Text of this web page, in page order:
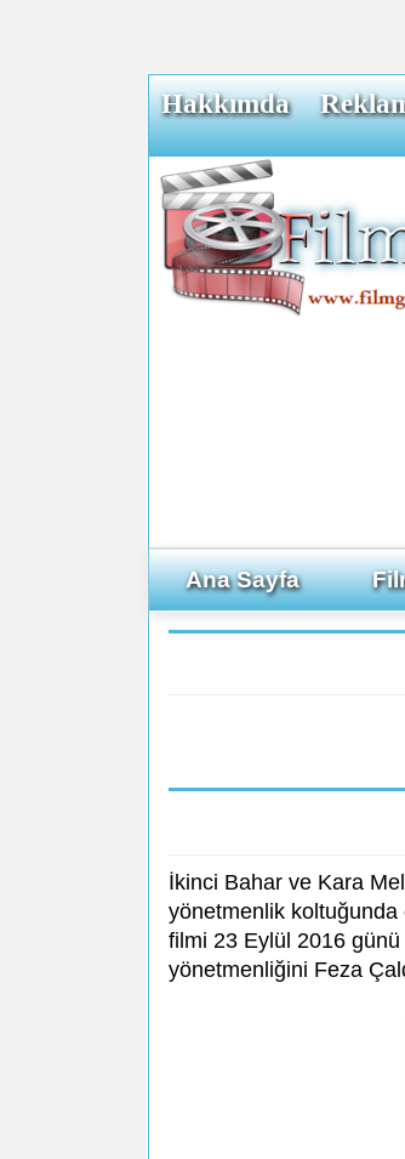
Hakkımda
Ana Sayfa
İkinci Bahar ve Kara
yönetmenlik
filmi 23 Eylül 2016
yönetmenliğini Feza